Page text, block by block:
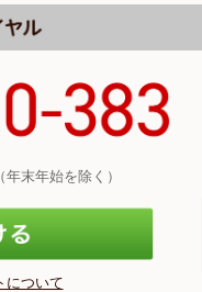
末年始を除く）
について